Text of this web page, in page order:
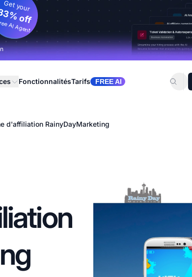
Get your
off
AI Agent
FonctionnalitésTarifs FREE AI
d'affiliation RainyDayMarketing